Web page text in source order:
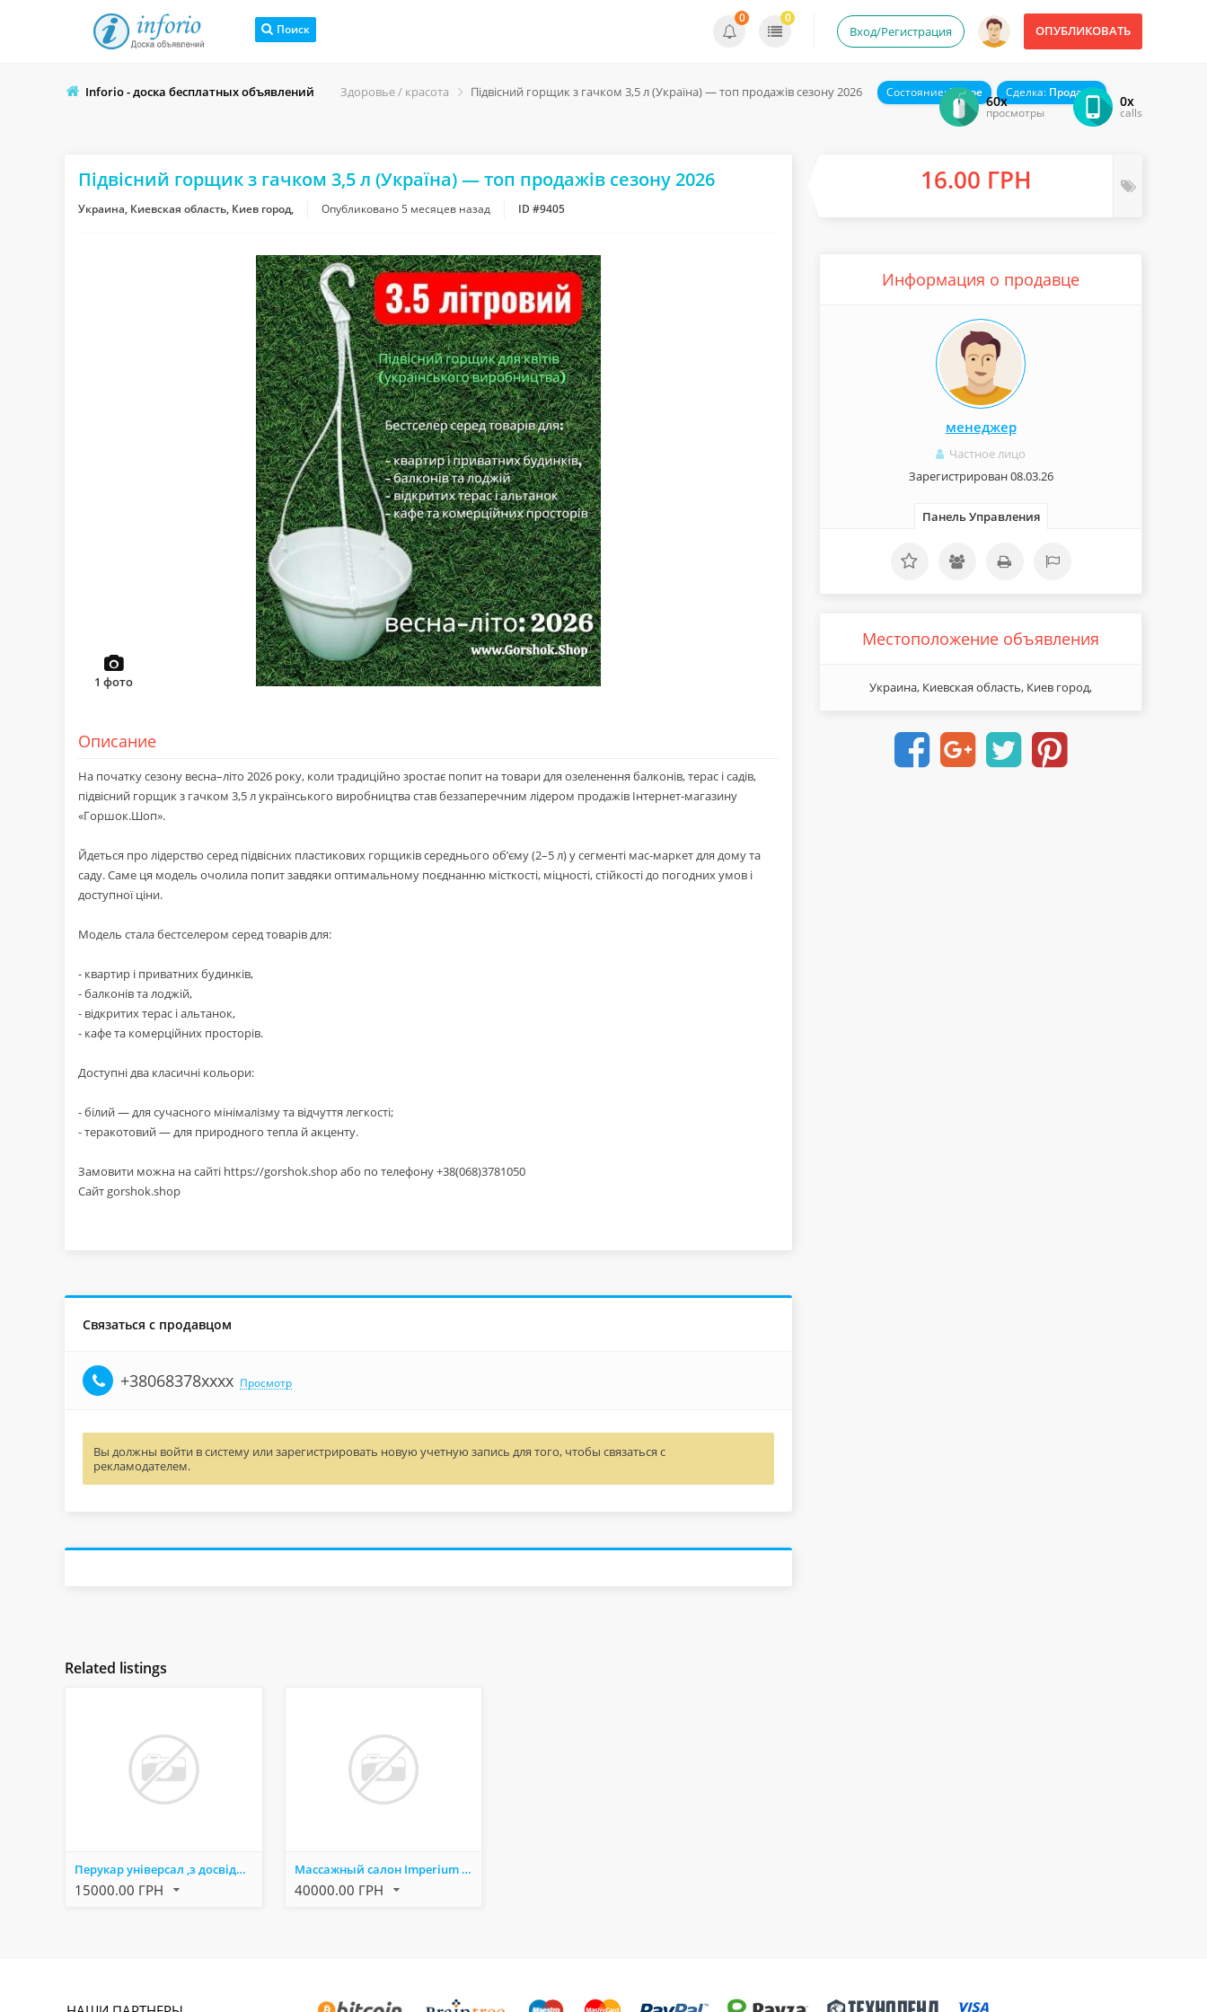
Поиск ОПУБЛИКОВАТЬ
Вход/Регистрация
0 0
Inforio - доска бесплатных объявлений Здоровье / красота Підвісний горщик з гачком 3,5 л (Україна) — топ продажів сезону 2026 Состояние:Новое Сделка: Продажа
0x
calls
60x
просмотры
Підвісний горщик з гачком 3,5 л (Україна) — топ продажів сезону 2026
Украина, Киевская область, Киев город, Опубликовано5 месяцев назад ID #9405
1 фото
Описание
На початку сезону весна–літо 2026 року, коли традиційно зростає попит на товари для озеленення балконів, терас і садів,
підвісний горщик з гачком 3,5 л українського виробництва став беззаперечним лідером продажів Інтернет-магазину
«Горшок.Шоп».
Йдеться про лідерство серед підвісних пластикових горщиків середнього об’єму (2–5 л) у сегменті мас-маркет для дому та
саду. Саме ця модель очолила попит завдяки оптимальному поєднанню місткості, міцності, стійкості до погодних умов і
доступної ціни.
Модель стала бестселером серед товарів для:
- квартир і приватних будинків,
- балконів та лоджій,
- відкритих терас і альтанок,
- кафе та комерційних просторів.
Доступні два класичні кольори:
- білий — для сучасного мінімалізму та відчуття легкості;
- теракотовий — для природного тепла й акценту.
Замовити можна на сайті https://gorshok.shop або по телефону +38(068)3781050
Сайт gorshok.shop
Связаться с продавцом
+38068378xxxx Просмотр
Вы должны войти в систему или зарегистрировать новую учетную запись для того, чтобы связаться с
рекламодателем.
16.00 ГРН
Информация о продавце
менеджер
Частное лицо
Зарегистрирован 08.03.26
Панель Управления
Местоположение объявления
Украина, Киевская область, Киев город,
Related listings
Перукар універсал ,з досвідом роботи від 3 років
15000.00 ГРН
Массажный салон Imperium Харьков
40000.00 ГРН